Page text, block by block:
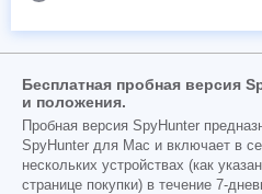
Бесплатная пробная версия
и положения.
Пробная версия SpyHunter
SpyHunter для Mac и включает в
нескольких устройствах (как
странице покупки) в течение 7-